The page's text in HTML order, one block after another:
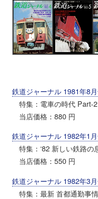
鉄道ジャーナル 1981年8月
特集：電車の時代 Part-2
当店価格：880 円
鉄道ジャーナル 1982年1月
特集：‘82 新しい鉄路の
当店価格：550 円
鉄道ジャーナル 1982年3月
特集：最新 首都通勤事情